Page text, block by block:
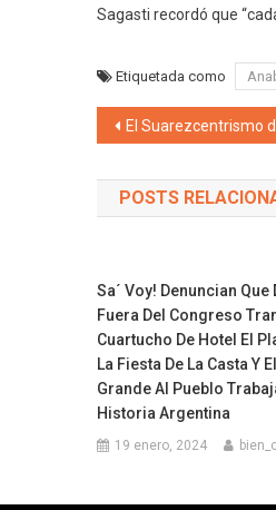
Sagasti recordó que
Etiquetada como
El Suarezcentrismo deja a la Mendoza profunda desnuda: Uco sin UTI, respiradores no autorizados, médicos residentes
POSTS
Sa´ Voy! Denuncian
Fuera Del Congreso
Cuartucho De Hotel El
La Fiesta De La Casta Y
Grande Al Pueblo
Historia Argentina
19 enero, 2024